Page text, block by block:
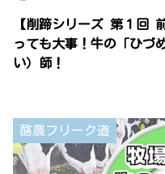
【削蹄シリーズ 第１回
っても大事！牛の「ひづ
い）師！
酪農フリーク道